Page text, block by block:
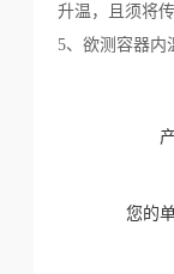
升温，且须将
5、欲测容器内
您的